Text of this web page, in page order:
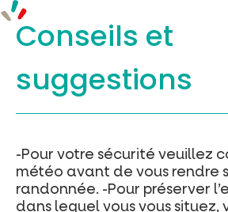
Conseils et
suggestions
-Pour votre sécurité veuillez
météo avant de vous rendre
randonnée. -Pour préserver
dans lequel vous vous situez,